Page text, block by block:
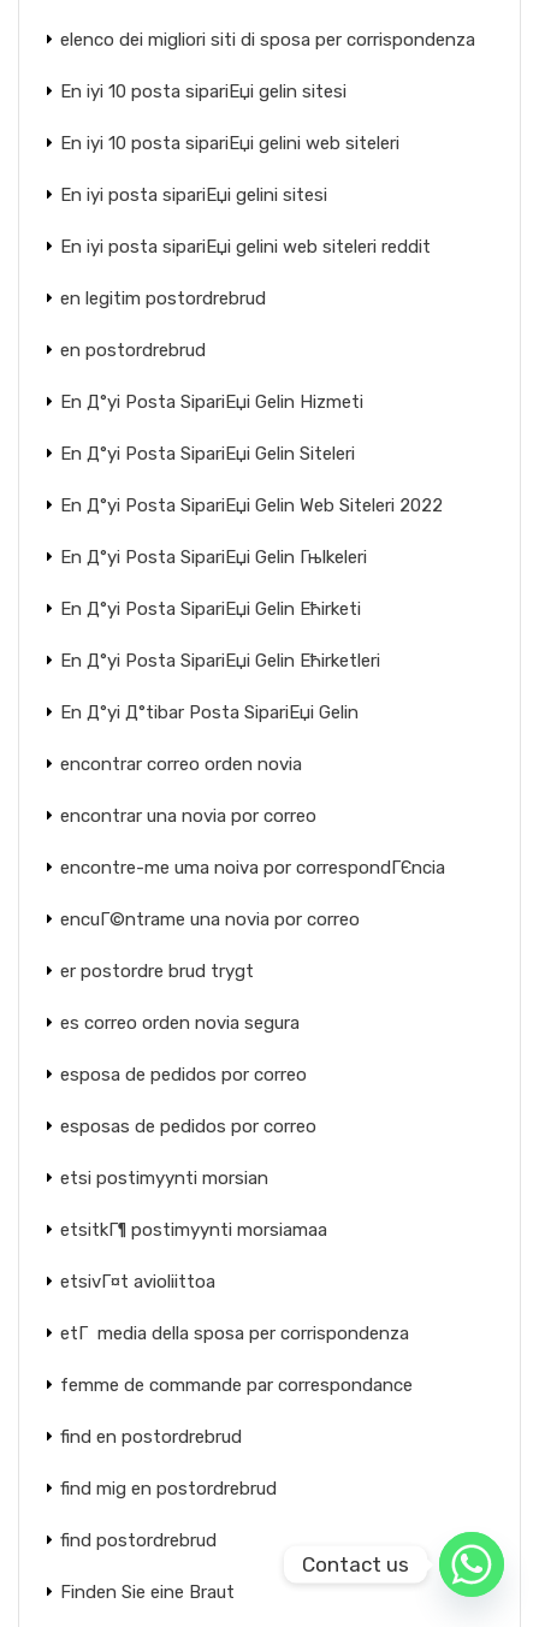
elenco dei migliori siti di sposa per corrispondenza
En iyi 10 posta sipariЕџi gelin sitesi
En iyi 10 posta sipariЕџi gelini web siteleri
En iyi posta sipariЕџi gelini sitesi
En iyi posta sipariЕџi gelini web siteleri reddit
en legitim postordrebrud
en postordrebrud
En Д°yi Posta SipariЕџi Gelin Hizmeti
En Д°yi Posta SipariЕџi Gelin Siteleri
En Д°yi Posta SipariЕџi Gelin Web Siteleri 2022
En Д°yi Posta SipariЕџi Gelin Гњlkeleri
En Д°yi Posta SipariЕџi Gelin Ећirketi
En Д°yi Posta SipariЕџi Gelin Ећirketleri
En Д°yi Д°tibar Posta SipariЕџi Gelin
encontrar correo orden novia
encontrar una novia por correo
encontre-me uma noiva por correspondГЄncia
encuГ©ntrame una novia por correo
er postordre brud trygt
es correo orden novia segura
esposa de pedidos por correo
esposas de pedidos por correo
etsi postimyynti morsian
etsitkГ¶ postimyynti morsiamaa
etsivГ¤t avioliittoa
etГ media della sposa per corrispondenza
femme de commande par correspondance
find en postordrebrud
find mig en postordrebrud
find postordrebrud
Finden Sie eine Braut
Contact us